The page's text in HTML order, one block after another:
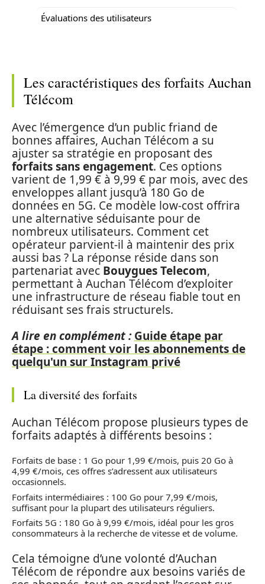
Évaluations des utilisateurs
Les caractéristiques des forfaits Auchan
Télécom
Avec l’émergence d’un public friand de
bonnes affaires, Auchan Télécom a su
ajuster sa stratégie en proposant des
forfaits sans engagement. Ces options
varient de 1,99 € à 9,99 € par mois, avec des
enveloppes allant jusqu’à 180 Go de
données en 5G. Ce modèle low-cost offrira
une alternative séduisante pour de
nombreux utilisateurs. Comment cet
opérateur parvient-il à maintenir des prix
aussi bas ? La réponse réside dans son
partenariat avec Bouygues Telecom,
permettant à Auchan Télécom d’exploiter
une infrastructure de réseau fiable tout en
réduisant ses frais structurels.
A lire en complément : Guide étape par
étape : comment voir les abonnements de
quelqu'un sur Instagram privé
La diversité des forfaits
Auchan Télécom propose plusieurs types de
forfaits adaptés à différents besoins :
Forfaits de base : 1 Go pour 1,99 €/mois, puis 20 Go à
4,99 €/mois, ces offres s’adressent aux utilisateurs
occasionnels.
Forfaits intermédiaires : 100 Go pour 7,99 €/mois,
suffisant pour la plupart des utilisateurs réguliers.
Forfaits 5G : 180 Go à 9,99 €/mois, idéal pour les gros
consommateurs à la recherche de vitesse et de volume.
Cela témoigne d’une volonté d’Auchan
Télécom de répondre aux besoins variés de